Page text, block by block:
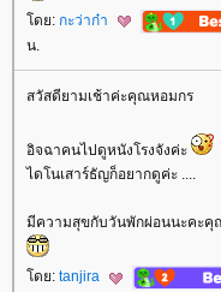
ดย: กะว่าก๋า
น.
สวัสดียามเช้าค่ะคุณหอมกร
อิจฉาคนไปดูหนังโรงจังค่ะ
ไดโนเสาร์ธัญก็อยากดูค่ะ ....
มีความสุขกับวันพักผ่อนนะคะคุ
ดย: tanjira